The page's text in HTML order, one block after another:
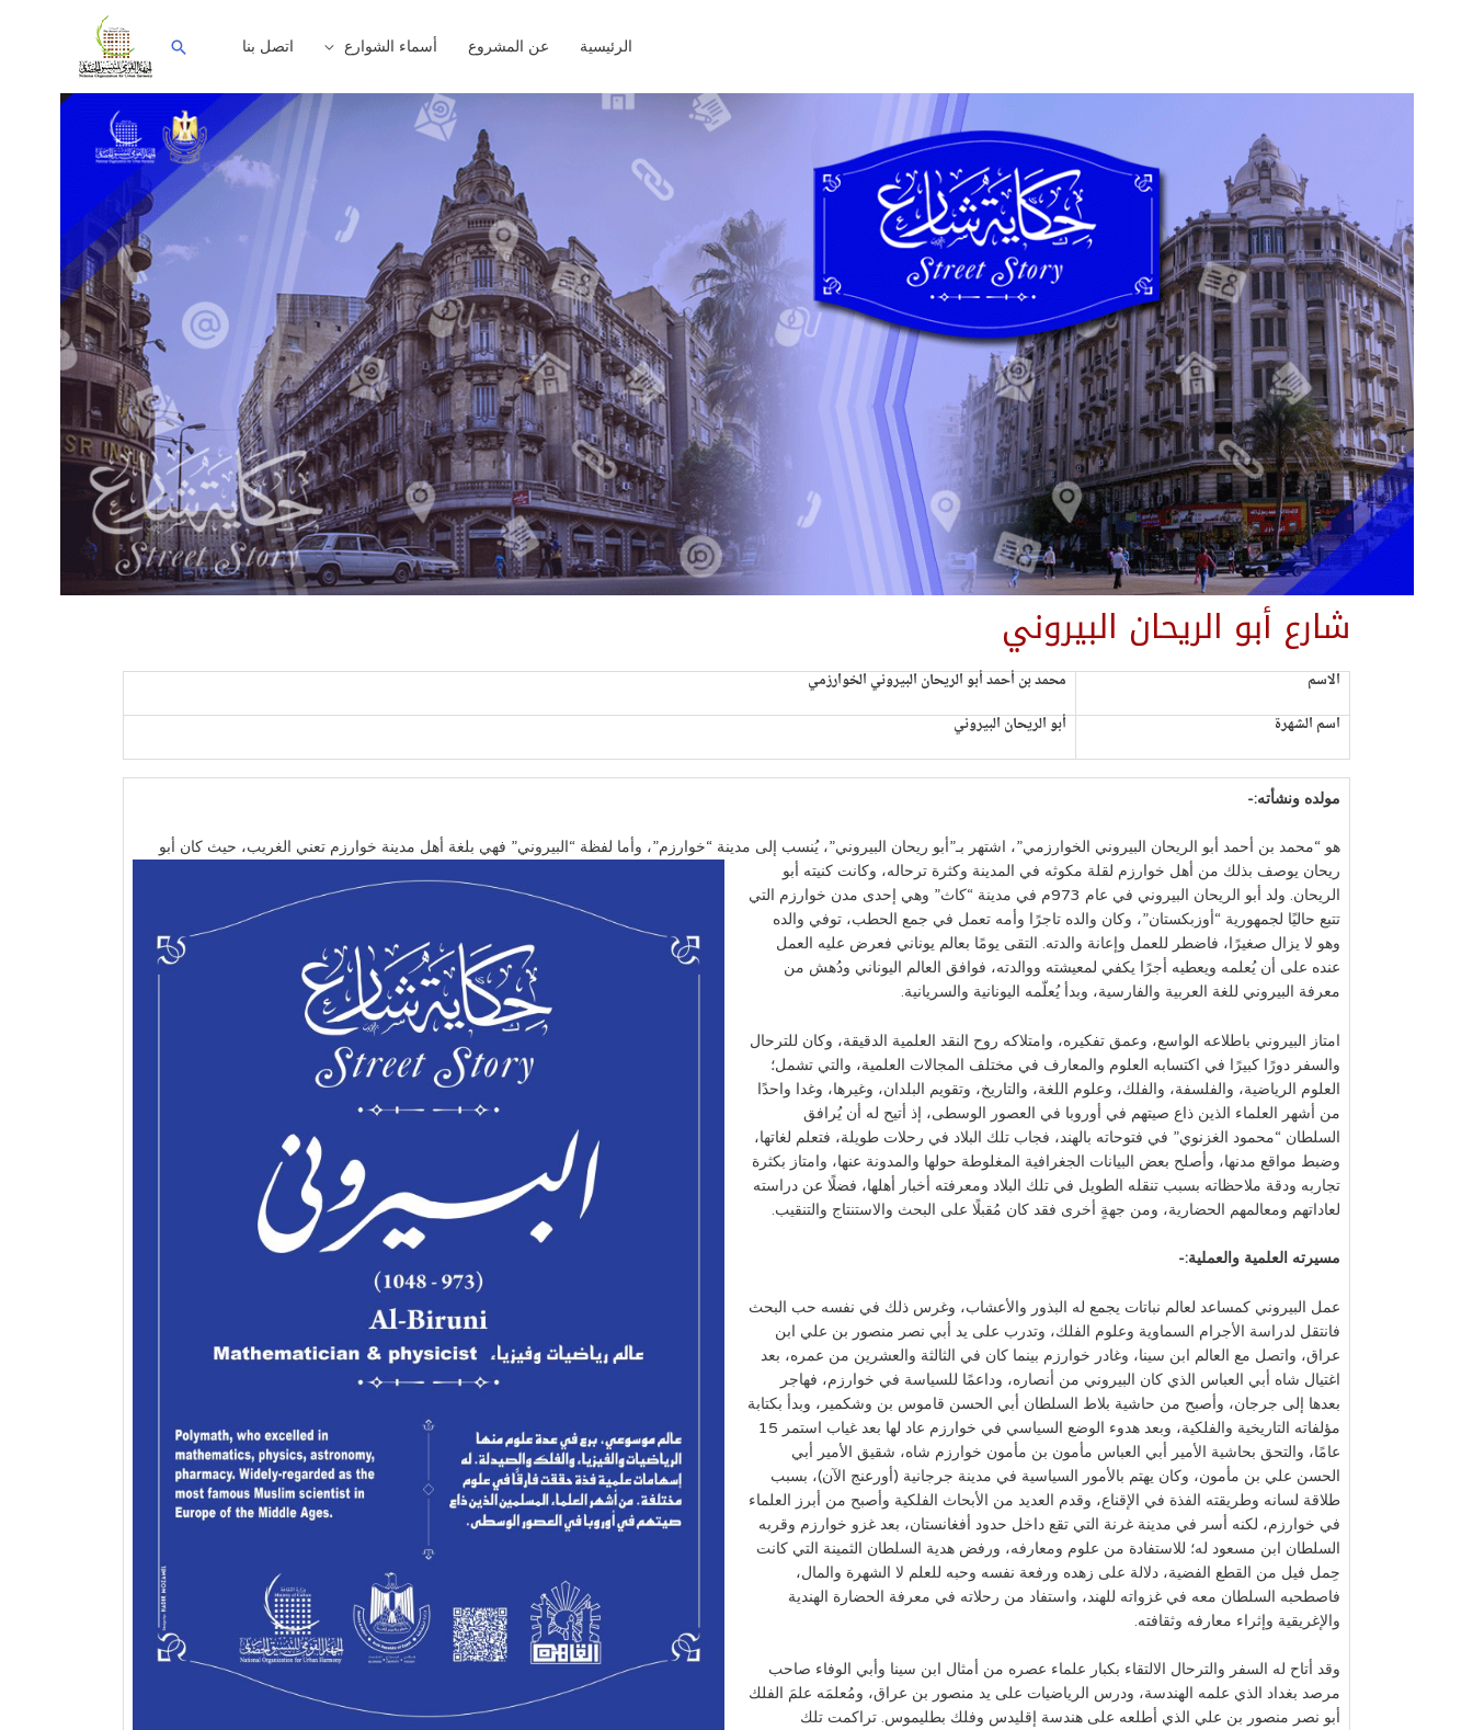
الرئيسية عن المشروع أسماء الشوارع اتصل بنا
شارع أبو الريحان البيروني
الاسم
محمد بن أحمد أبو الريحان البيروني الخوارزمي
اسم الشهرة
أبو الريحان البيروني
مولده ونشأته:-
هو “محمد بن أحمد أبو الريحان البيروني الخوارزمي”، اشتهر بـ”أبو ريحان البيروني”، يُنسب إلى مدينة “خوارزم”، وأما لفظة “البيروني” فهي بلغة أهل مدينة خوارزم تعني الغريب، حيث كان أبو
ريحان يوصف بذلك من أهل خوارزم لقلة مكوثه في المدينة وكثرة ترحاله، وكانت كنيته أبو
الريحان. ولد أبو الريحان البيروني في عام 973م في مدينة “كاث” وهي إحدى مدن خوارزم التي
تتبع حاليًا لجمهورية “أوزبكستان”، وكان والده تاجرًا وأمه تعمل في جمع الحطب، توفي والده
وهو لا يزال صغيرًا، فاضطر للعمل وإعانة والدته. التقى يومًا بعالم يوناني فعرض عليه العمل
عنده على أن يُعلمه ويعطيه أجرًا يكفي لمعيشته ووالدته، فوافق العالم اليوناني ودُهش من
معرفة البيروني للغة العربية والفارسية، وبدأ يُعلّمه اليونانية والسريانية.
امتاز البيروني باطلاعه الواسع، وعمق تفكيره، وامتلاكه روح النقد العلمية الدقيقة، وكان للترحال
والسفر دورًا كبيرًا في اكتسابه العلوم والمعارف في مختلف المجالات العلمية، والتي تشمل؛
العلوم الرياضية، والفلسفة، والفلك، وعلوم اللغة، والتاريخ، وتقويم البلدان، وغيرها، وغدا واحدًا
من أشهر العلماء الذين ذاع صيتهم في أوروبا في العصور الوسطى، إذ أتيح له أن يُرافق
السلطان “محمود الغزنوي” في فتوحاته بالهند، فجاب تلك البلاد في رحلات طويلة، فتعلم لغاتها،
وضبط مواقع مدنها، وأصلح بعض البيانات الجغرافية المغلوطة حولها والمدونة عنها، وامتاز بكثرة
تجاربه ودقة ملاحظاته بسبب تنقله الطويل في تلك البلاد ومعرفته أخبار أهلها، فضلًا عن دراسته
لعاداتهم ومعالمهم الحضارية، ومن جهةٍ أخرى فقد كان مُقبلًا على البحث والاستنتاج والتنقيب.
مسيرته العلمية والعملية:-
عمل البيروني كمساعد لعالم نباتات يجمع له البذور والأعشاب، وغرس ذلك في نفسه حب البحث
فانتقل لدراسة الأجرام السماوية وعلوم الفلك، وتدرب على يد أبي نصر منصور بن علي ابن
عراق، واتصل مع العالم ابن سينا، وغادر خوارزم بينما كان في الثالثة والعشرين من عمره، بعد
اغتيال شاه أبي العباس الذي كان البيروني من أنصاره، وداعمًا للسياسة في خوارزم، فهاجر
بعدها إلى جرجان، وأصبح من حاشية بلاط السلطان أبي الحسن قاموس بن وشكمير، وبدأ بكتابة
مؤلفاته التاريخية والفلكية، وبعد هدوء الوضع السياسي في خوارزم عاد لها بعد غياب استمر 15
عامًا، والتحق بحاشية الأمير أبي العباس مأمون بن مأمون خوارزم شاه، شقيق الأمير أبي
الحسن علي بن مأمون، وكان يهتم بالأمور السياسية في مدينة جرجانية (أورعنج الآن)، بسبب
طلاقة لسانه وطريقته الفذة في الإقناع، وقدم العديد من الأبحاث الفلكية وأصبح من أبرز العلماء
في خوارزم، لكنه أسر في مدينة غرنة التي تقع داخل حدود أفغانستان، بعد غزو خوارزم وقربه
السلطان ابن مسعود له؛ للاستفادة من علوم ومعارفه، ورفض هدية السلطان الثمينة التي كانت
حِمل فيل من القطع الفضية، دلالة على زهده ورفعة نفسه وحبه للعلم لا الشهرة والمال،
فاصطحبه السلطان معه في غزواته للهند، واستفاد من رحلاته في معرفة الحضارة الهندية
والإغريقية وإثراء معارفه وثقافته.
وقد أتاح له السفر والترحال الالتقاء بكبار علماء عصره من أمثال ابن سينا وأبي الوفاء صاحب
مرصد بغداد الذي علمه الهندسة، ودرس الرياضيات على يد منصور بن عراق، ومُعلمَه علمَ الفلك
أبو نصر منصور بن علي الذي أطلعه على هندسة إقليدس وفلك بطليموس. تراكمت تلك